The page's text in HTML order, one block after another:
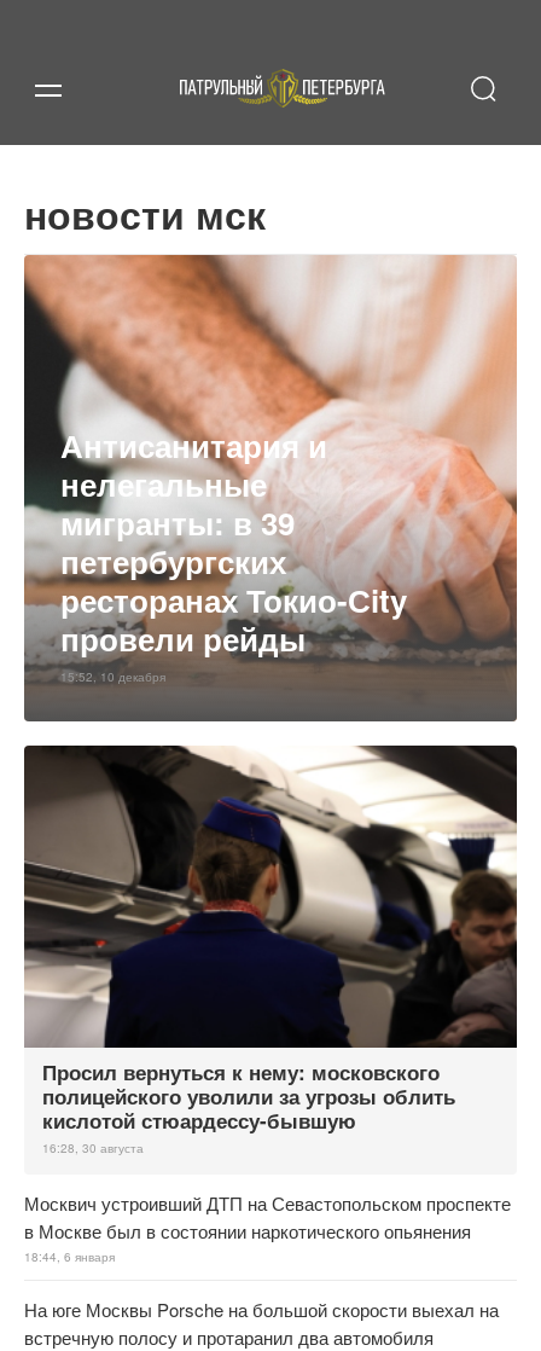
новости мск
Антисанитария и
нелегальные
мигранты: в 39
петербургских
ресторанах Токио-Сity
провели рейды
15:52, 10 декабря
Просил вернуться к нему: московского
полицейского уволили за угрозы облить
кислотой стюардессу-бывшую
16:28, 30 августа
Москвич устроивший ДТП на Севастопольском проспекте
в Москве был в состоянии наркотического опьянения
18:44, 6 января
На юге Москвы Porsche на большой скорости выехал на
встречную полосу и протаранил два автомобиля